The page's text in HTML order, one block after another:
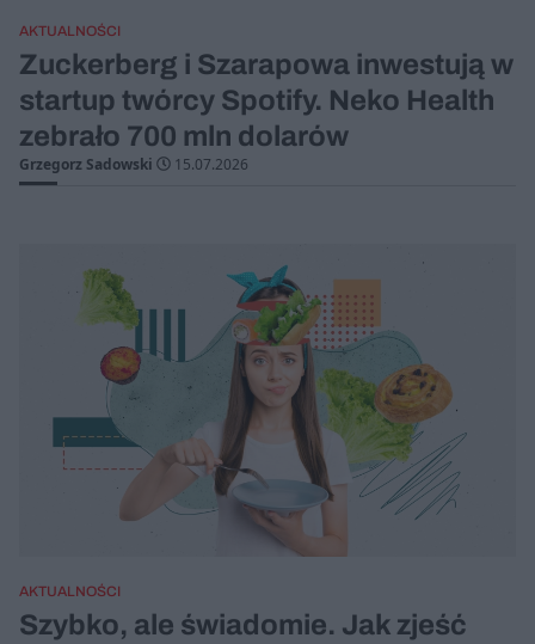
AKTUALNOŚCI
Zuckerberg i Szarapowa inwestują w
startup twórcy Spotify. Neko Health
zebrało 700 mln dolarów
Grzegorz Sadowski 15.07.2026
AKTUALNOŚCI
Szybko, ale świadomie. Jak zjeść